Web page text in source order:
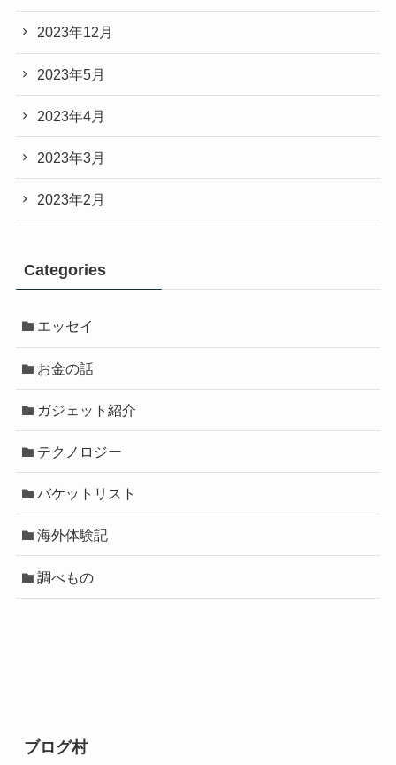
2023年12月
2023年5月
2023年4月
2023年3月
2023年2月
Categories
エッセイ
お金の話
ガジェット紹介
テクノロジー
バケットリスト
海外体験記
調べもの
ブログ村